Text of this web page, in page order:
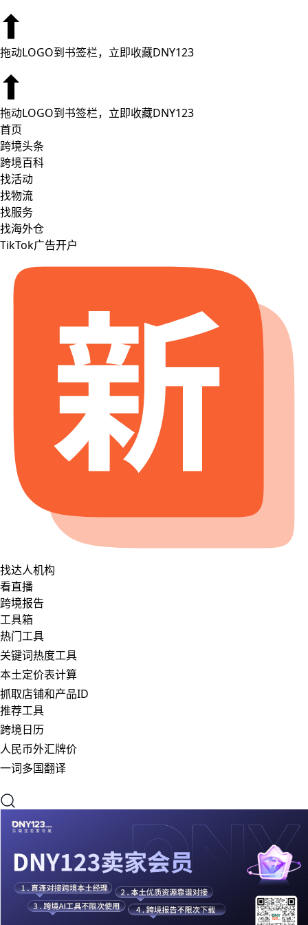
拖动LOGO到书签栏，立即收藏DNY123
拖动LOGO到书签栏，立即收藏DNY123
首页
跨境头条
跨境百科
找活动
找物流
找服务
找海外仓
TikTok广告开户
找达人机构
看直播
跨境报告
工具箱
热门工具
关键词热度工具
本土定价表计算
抓取店铺和产品ID
推荐工具
跨境日历
人民币外汇牌价
一词多国翻译